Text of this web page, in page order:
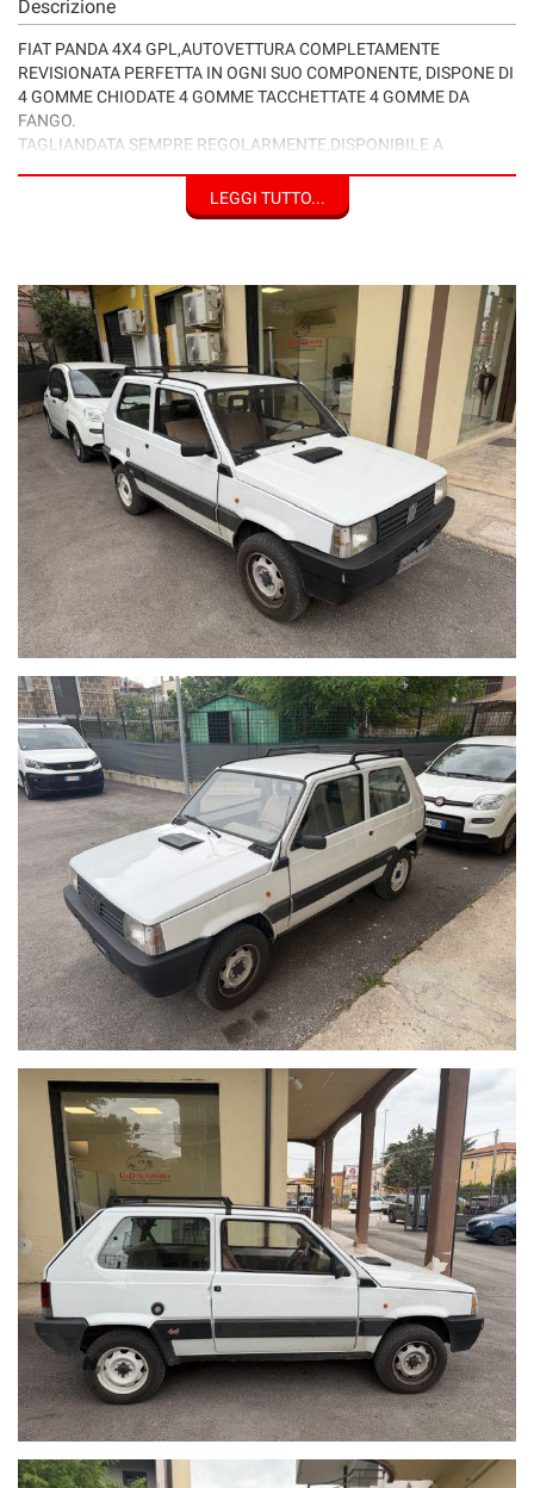
Descrizione
FIAT PANDA 4X4 GPL,AUTOVETTURA COMPLETAMENTE
REVISIONATA PERFETTA IN OGNI SUO COMPONENTE, DISPONE DI
4 GOMME CHIODATE 4 GOMME TACCHETTATE 4 GOMME DA
FANGO.
TAGLIANDATA SEMPRE REGOLARMENTE,DISPONIBILE A
PER QUALSIASI DETTAGLIO CONTATTATECI.
ISCRITTA ALL'ASI (AUTO STORICA).
LEGGI TUTTO...